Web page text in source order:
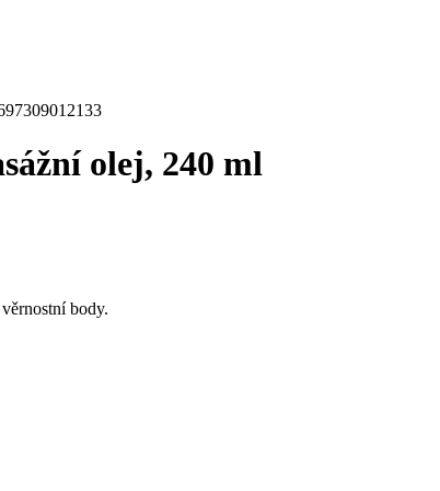
olej, 240 ml
věrnostní body.